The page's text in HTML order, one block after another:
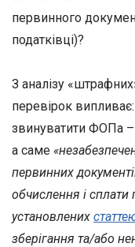
первинного
податківці)?
З аналізу
перевірок
звинуватити ФОПа
а саме
первинних
обчислення і сплати
установлених
зберігання та/або